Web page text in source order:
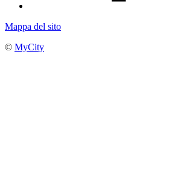
Mappa del sito
© MyCity